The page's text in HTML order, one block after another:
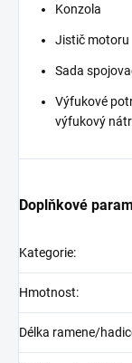
Konzola
Jistič motoru
Sada
Výfukové
výfukový
Doplňkové
Kategorie:
Hmotnost:
Délka ramene/